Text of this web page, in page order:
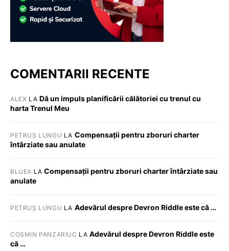
COMENTARII RECENTE
ALEX LA Dă un impuls planificării călătoriei cu trenul cu
harta Trenul Meu
PETRUȘ LUNGU LA Compensații pentru zboruri charter
întârziate sau anulate
BLUEA LACompensații pentru zboruri charter întârziate sau
anulate
PETRUȘ LUNGU LA Adevărul despre Devron Riddle este că …
COSMIN PANZARIUC LA Adevărul despre Devron Riddle este
că …